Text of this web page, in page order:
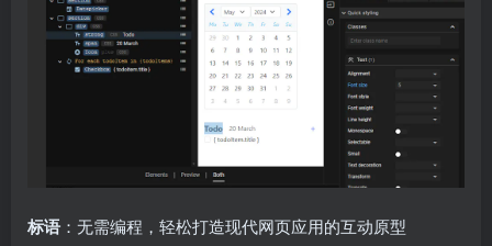
标语 ：无需编程，轻松打造现代网页应用的互动原型